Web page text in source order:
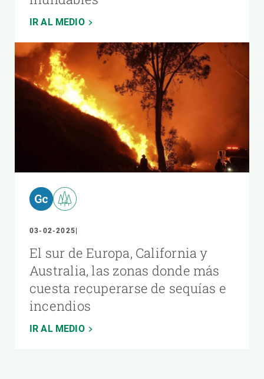
IR AL MEDIO
03-02-2025
El sur de Europa, California y
Australia, las zonas donde más
cuesta recuperarse de sequías e
incendios
IR AL MEDIO